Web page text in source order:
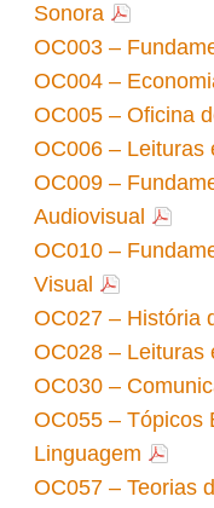
Sonora
OC003 –
OC004 –
OC005 – Oficina
OC006 – Leituras
OC009 –
Audiovisual
OC010 –
Visual
OC027 – História
OC028 – Leituras
OC030 –
OC055 – Tópicos
Linguagem
OC057 – Teorias